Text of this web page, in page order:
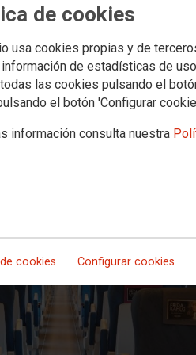
de cookies
usa cookies propias y de
de estadísticas de
las cookies pulsando el
el botón 'Configurar
información consulta nuestra
cookies Configurar cookies
de medidas
a la seguridad y salud de las
de medidas eficaces, protocolos
durante los episodios de altas